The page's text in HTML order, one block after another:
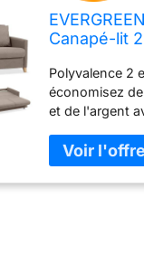
Canapé-lit
Double
de
Structure
Toupe,
Coussin de
Canapé
Polyvalence 2
économisez
et de l'argent
canapé 2 places
confortable et
double